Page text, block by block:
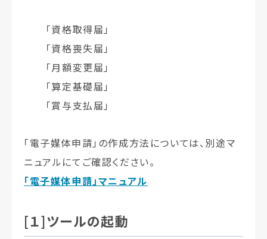
「資格取得届」
「資格喪失届」
「月額変更届」
「算定基礎届」
「賞与支払届」
「電子媒体申請」の作成方法については、別途マ
ニュアルにてご確認ください。
「電子媒体申請」マニュアル
[１]ツールの起動